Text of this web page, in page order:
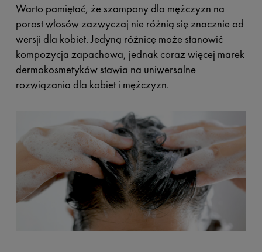
Warto pamiętać, że szampony dla mężczyzn na
porost włosów zazwyczaj nie różnią się znacznie od
wersji dla kobiet. Jedyną różnicę może stanowić
kompozycja zapachowa, jednak coraz więcej marek
dermokosmetyków stawia na uniwersalne
rozwiązania dla kobiet i mężczyzn.